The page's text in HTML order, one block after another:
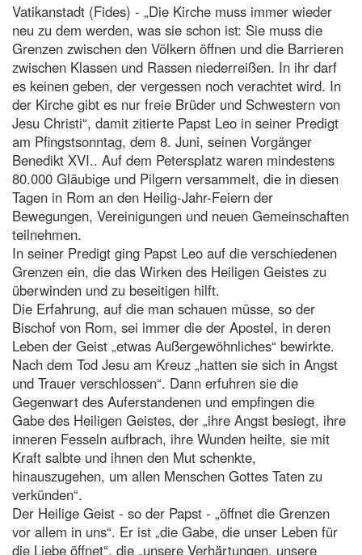
Vatikanstadt (Fides) - „Die Kirche muss immer wieder
neu zu dem werden, was sie schon ist: Sie muss die
Grenzen zwischen den Völkern öffnen und die Barrieren
zwischen Klassen und Rassen niederreißen. In ihr darf
es keinen geben, der vergessen noch verachtet wird. In
der Kirche gibt es nur freie Brüder und Schwestern von
Jesu Christi“, damit zitierte Papst Leo in seiner Predigt
am Pfingstsonntag, dem 8. Juni, seinen Vorgänger
Benedikt XVI.. Auf dem Petersplatz waren mindestens
80.000 Gläubige und Pilgern versammelt, die in diesen
Tagen in Rom an den Heilig-Jahr-Feiern der
Bewegungen, Vereinigungen und neuen Gemeinschaften
teilnehmen.
In seiner Predigt ging Papst Leo auf die verschiedenen
Grenzen ein, die das Wirken des Heiligen Geistes zu
überwinden und zu beseitigen hilft.
Die Erfahrung, auf die man schauen müsse, so der
Bischof von Rom, sei immer die der Apostel, in deren
Leben der Geist „etwas Außergewöhnliches“ bewirkte.
Nach dem Tod Jesu am Kreuz „hatten sie sich in Angst
und Trauer verschlossen“. Dann erfuhren sie die
Gegenwart des Auferstandenen und empfingen die
Gabe des Heiligen Geistes, der „ihre Angst besiegt, ihre
inneren Fesseln aufbrach, ihre Wunden heilte, sie mit
Kraft salbte und ihnen den Mut schenkte,
hinauszugehen, um allen Menschen Gottes Taten zu
verkünden“.
Der Heilige Geist - so der Papst - „öffnet die Grenzen
vor allem in uns“. Er ist „die Gabe, die unser Leben für
die Liebe öffnet“, die „unsere Verhärtungen, unsere